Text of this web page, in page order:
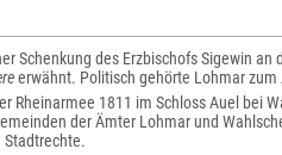
Schenkung des Erzbischofs Sigewin
erwähnt. Politisch gehörte Lohmar
Rheinarmee 1811 im Schloss Auel bei
der Ämter Lohmar und